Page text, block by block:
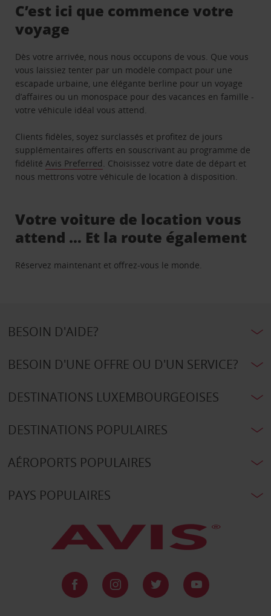
C’est ici que commence votre
voyage
Dès votre arrivée, nous nous occupons de vous. Que vous
vous laissiez tenter par un modèle compact pour une
escapade urbaine, une élégante berline pour un voyage
d’affaires ou un monospace pour des vacances en famille -
votre véhicule idéal vous attend.
Clients fidèles, soyez surclassés et profitez de jours
supplémentaires offerts en souscrivant au programme de
fidélitéAvis Preferred. Choisissez votre date de départ et
nous mettrons votre véhicule de location à disposition.
Votre voiture de location vous
attend … Et la route également
Réservez maintenant et offrez-vous le monde.
BESOIN D'AIDE?
BESOIN D'UNE OFFRE OU D'UN SERVICE?
DESTINATIONS LUXEMBOURGEOISES
DESTINATIONS POPULAIRES
AÉROPORTS POPULAIRES
PAYS POPULAIRES